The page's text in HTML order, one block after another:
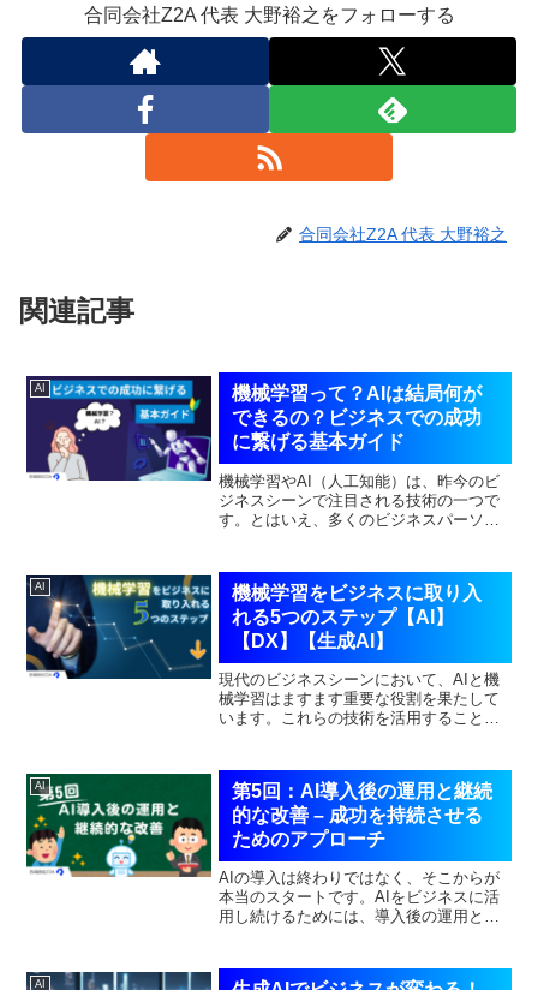
合同会社Z2A 代表 大野裕之をフォローする
合同会社Z2A 代表 大野裕之
関連記事
AI
機械学習って？AIは結局何が
できるの？ビジネスでの成功
に繋げる基本ガイド
機械学習やAI（人工知能）は、昨今のビ
ジネスシーンで注目される技術の一つで
す。とはいえ、多くのビジネスパーソン
記事では、AIと機械学習がどのようにビ
ジネスの成功に繋がる...
AI
機械学習をビジネスに取り入
れる5つのステップ【AI】
【DX】【生成AI】
現代のビジネスシーンにおいて、AIと機
械学習はますます重要な役割を果たして
います。これらの技術を活用すること
成果は出ません。本記事では、効果的に
機械学習を取り入れるため...
AI
第5回：AI導入後の運用と継続
的な改善 – 成功を持続させる
ためのアプローチ
AIの導入は終わりではなく、そこからが
本当のスタートです。AIをビジネスに活
用し続けるためには、導入後の運用と継
な運用方法や、改善を進めるためのポイ
AI